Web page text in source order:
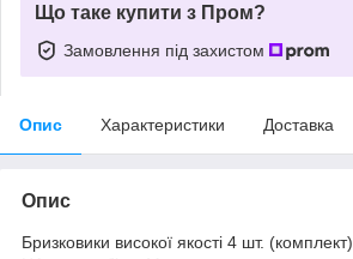
Що таке купити з Пром?
Замовлення під захистом
Опис Характеристики Доставка
Опис
Бризковики високої якості 4 шт. (комплект)